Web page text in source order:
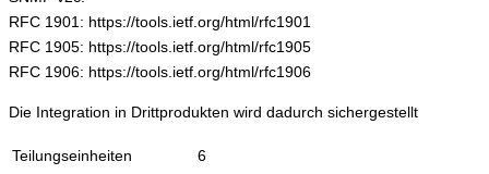
RFC 1901: https://tools.ietf.org/html/rfc1901
RFC 1905: https://tools.ietf.org/html/rfc1905
RFC 1906: https://tools.ietf.org/html/rfc1906
Die Integration in Drittprodukten wird dadurch sichergestellt
Teilungseinheiten
6